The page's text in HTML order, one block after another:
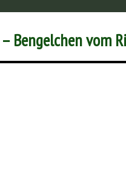
Bengelchen vom